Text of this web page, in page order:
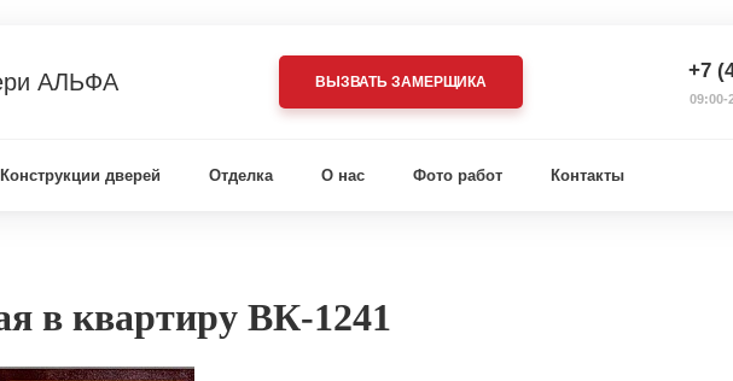
АЛЬФА ВЫЗВАТЬ ЗАМЕРЩИКА +7
09:00-
Конструкции дверей Отделка О нас Фото работ Контакты
в квартиру ВК-1241